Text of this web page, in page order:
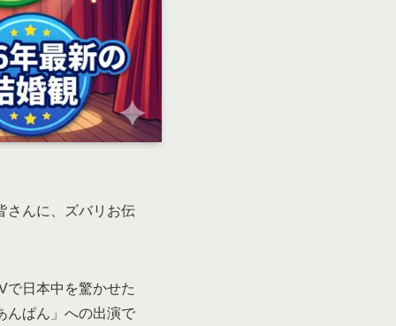
さんに、ズバリお伝
で日本中を驚かせた
んぱん」への出演で